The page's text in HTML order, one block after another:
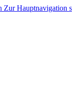
Zur Hauptnavigation